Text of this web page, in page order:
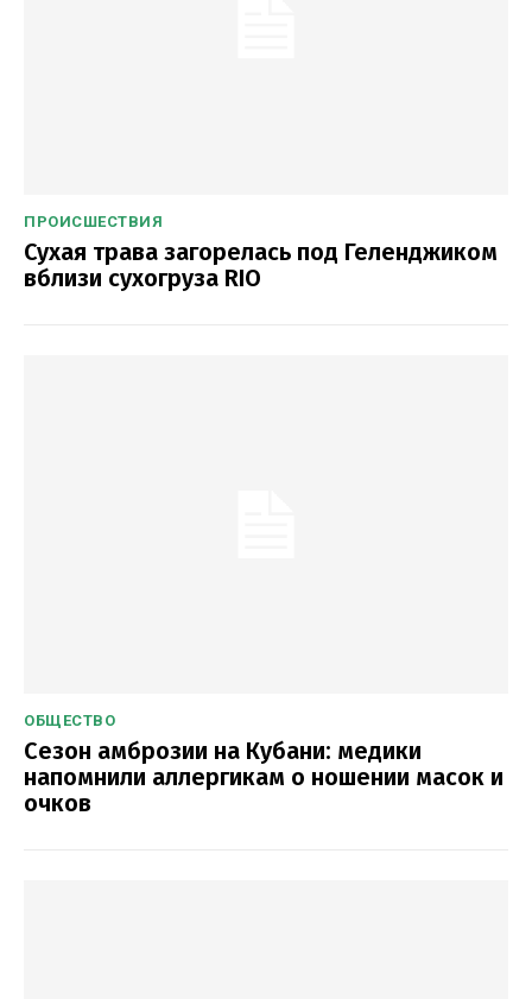
ПРОИСШЕСТВИЯ
Сухая трава загорелась под Геленджиком
вблизи сухогруза RIO
ОБЩЕСТВО
Сезон амброзии на Кубани: медики
напомнили аллергикам о ношении масок и
очков